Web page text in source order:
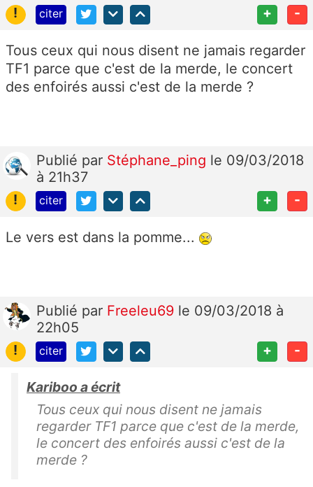
!
citer + -
Tous ceux qui nous disent ne jamais regarder
TF1 parce que c'est de la merde, le concert
des enfoirés aussi c'est de la merde ?
Publié par Stéphane_ping le 09/03/2018
à 21h37
!
citer + -
Le vers est dans la pomme...
Publié par Freeleu69 le 09/03/2018 à
22h05
!
citer + -
Kariboo a écrit
Tous ceux qui nous disent ne jamais
regarder TF1 parce que c'est de la merde,
le concert des enfoirés aussi c'est de la
merde ?